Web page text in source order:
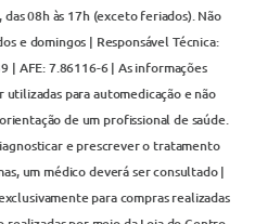
08h às 17h (exceto feriados). Não
e domingos | Responsável Técnica:
| AFE: 7.86116-6 | As informações
para automedicação e não
de um profissional de saúde.
e prescrever o tratamento
um médico deverá ser consultado |
para compras realizadas